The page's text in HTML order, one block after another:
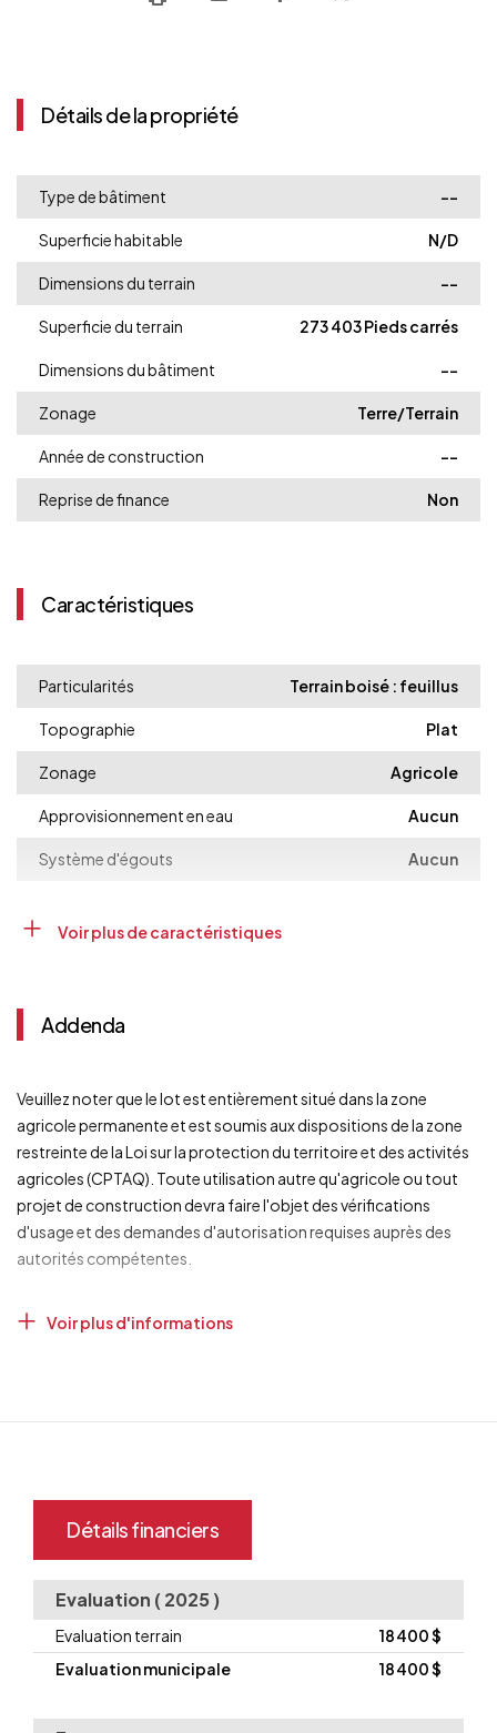
Détails de la propriété
Type de bâtiment --
Superficie habitable N/D
Dimensions du terrain --
Superficie du terrain 273 403 Pieds carrés
Dimensions du bâtiment --
Zonage Terre/Terrain
Année de construction --
Reprise de finance Non
Caractéristiques
Particularités Terrain boisé : feuillus
Topographie Plat
Zonage Agricole
Approvisionnement en eau Aucun
Système d'égouts Aucun
Voir plus de caractéristiques
Addenda
Veuillez noter que le lot est entièrement situé dans la zone
agricole permanente et est soumis aux dispositions de la zone
restreinte de la Loi sur la protection du territoire et des activités
agricoles (CPTAQ). Toute utilisation autre qu'agricole ou tout
projet de construction devra faire l'objet des vérifications
d'usage et des demandes d'autorisation requises auprès des
autorités compétentes.
Voir plus d'informations
Détails financiers
Evaluation ( 2025 )
Evaluation terrain
18 400 $
Evaluation municipale
18 400 $